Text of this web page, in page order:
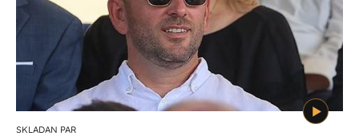
SKLADAN PAR